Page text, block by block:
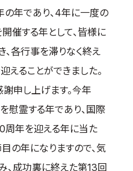
年であり、4年に一度の
催する年として、皆様に
各行事を滞りなく終え
ることができました。
申し上げます。今年
霊する年であり、国際
年を迎える年に当た
の年になりますので、気
、成功裏に終えた第13回